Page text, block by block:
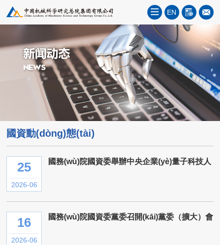
EN
國資動(dòng)態(tài)
25
2026-06
國務(wù)院國資委舉辦中央企業(yè)量子科技人
16
2026-06
國務(wù)院國資委黨委召開(kāi)黨委（擴大）會